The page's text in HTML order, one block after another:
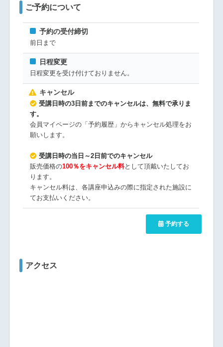
ご予約について
予約の受付締切
前日まで
日程変更
日程変更を受け付けておりません。
キャンセル
受講日時の3日前までのキャンセルは、無料で承りま
す。
会員マイページの「予約履歴」からキャンセル処理をお
願いします。
受講日時の当日～2日前でのキャンセル
販売価格の100％をキャンセル料として頂戴いたしてお
ります。
キャンセル料は、各講座申込みの際に指定された施設に
てお支払いください。
予約する
アクセス